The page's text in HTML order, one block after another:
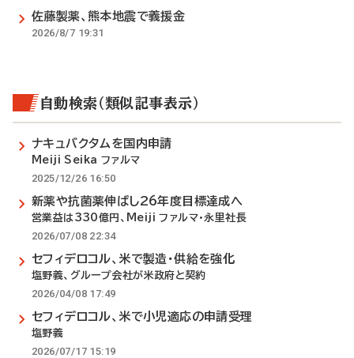
佐藤製薬、熊本地震で義援金
2026/8/7 19:31
自動検索（類似記事表示）
ナキュバクタムを国内申請
Meiji Seika ファルマ
2025/12/26 16:50
新薬や抗菌薬伸ばし26年度目標達成へ
営業益は330億円、Meiji ファルマ・永里社長
2026/07/08 22:34
セフィデロコル、米で製造・供給を強化
塩野義、グループ会社が米政府と契約
2026/04/08 17:49
セフィデロコル、米で小児適応の申請受理
塩野義
2026/07/17 15:19